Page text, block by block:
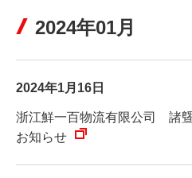
2024年01月
2024年1月16日
浙江鮮一百物流有限公司 諸
お知らせ